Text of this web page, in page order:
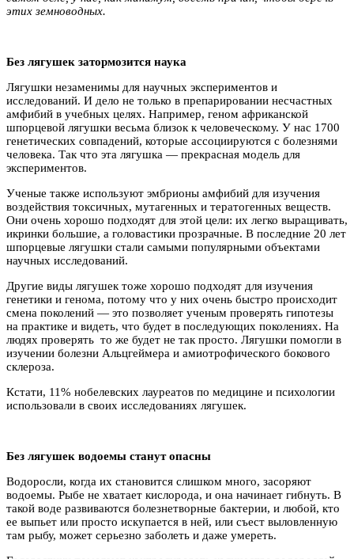
этих земноводных.
Без лягушек затормозится наука
Лягушки незаменимы для научных экспериментов и
исследований. И дело не только в препарировании несчастных
амфибий в учебных целях. Например, геном африканской
шпорцевой лягушки весьма близок к человеческому. У нас 1700
генетических совпадений, которые ассоциируются с болезнями
человека. Так что эта лягушка — прекрасная модель для
экспериментов.
Ученые также используют эмбрионы амфибий для изучения
воздействия токсичных, мутагенных и тератогенных веществ.
Они очень хорошо подходят для этой цели: их легко выращивать,
икринки большие, а головастики прозрачные. В последние 20 лет
шпорцевые лягушки стали самыми популярными объектами
научных исследований.
Другие виды лягушек тоже хорошо подходят для изучения
генетики и генома, потому что у них очень быстро происходит
смена поколений — это позволяет ученым проверять гипотезы
на практике и видеть, что будет в последующих поколениях. На
людях проверять то же будет не так просто. Лягушки помогли в
изучении болезни Альцгеймера и амиотрофического бокового
склероза.
Кстати, 11% нобелевских лауреатов по медицине и психологии
использовали в своих исследованиях лягушек.
Без лягушек водоемы станут опасны
Водоросли, когда их становится слишком много, засоряют
водоемы. Рыбе не хватает кислорода, и она начинает гибнуть. В
такой воде развиваются болезнетворные бактерии, и любой, кто
ее выпьет или просто искупается в ней, или съест выловленную
там рыбу, может серьезно заболеть и даже умереть.